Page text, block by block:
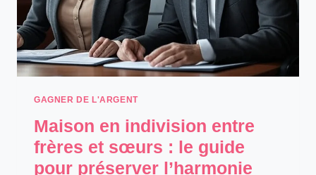
ASTUCES
GAGNER DE L'ARGENT
Maison en indivision entre
frères et sœurs : le guide
pour préserver l’harmonie